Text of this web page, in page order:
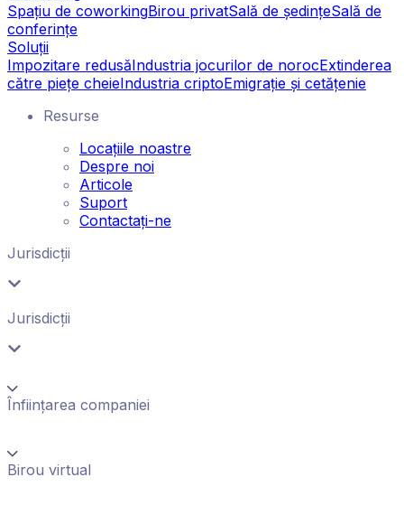
Spațiu de coworkingBirou privatSală de ședințeSală de
conferințe
Soluții
Impozitare redusăIndustria jocurilor de norocExtinderea
către piețe cheieIndustria criptoEmigrație și cetățenie
Resurse
Locațiile noastre
Despre noi
Articole
Suport
Contactați-ne
Jurisdicții
Jurisdicții
Înființarea companiei
Birou virtual